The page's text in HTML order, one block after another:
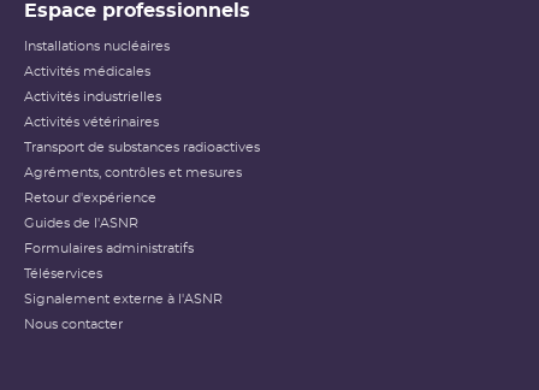
Espace professionnels
Installations nucléaires
Activités médicales
Activités industrielles
Activités vétérinaires
Transport de substances radioactives
Agréments, contrôles et mesures
Retour d'expérience
Guides de l'ASNR
Formulaires administratifs
Téléservices
Signalement externe à l'ASNR
Nous contacter